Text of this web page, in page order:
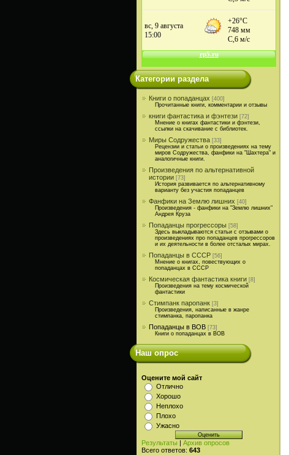
Категории раздела
Книги о попаданцах [400]
Прочитанные книги, комментарии и отзывы
книги фантастика и фэнтези [72]
Мнение о книгах фантастики и фэнтези,
ссылки на скачивание с библиотек.
Миры Содружества [33]
Рецензии и статьи о произведениях на тему
миров Содружества, фанфики на "Шахтера" и
аналогичные книги.
Произведения по альтернативной
истории [73]
История развивается по альтернативному
варианту без участия попаданцев
Фанфики на Землю лишних [40]
Произведения - фанфики на "Землю лишних"
Андрея Круза
Попаданцы прогрессоры [58]
Здесь выкладываются статьи с отзывами о
произведениях про попаданцев прогрессоров
и их деятельности в более отсталых мирах.
Попаданцы в СССР [56]
Мнение о книгах, повествующих о
попаданцах в СССР
Космическая фантастика книги [8]
Произведения на тему космической
фантастики
Стимпанк паропанк [3]
Произведения, написанные в жанре
стимпанка, паропанка
Попаданцы в ВОВ [73]
Книги о попаданцах в ВОВ
Наш опрос
Оцените мой сайт
Отлично
Хорошо
Неплохо
Плохо
Ужасно
Результаты | Архив опросов
Всего ответов: 643